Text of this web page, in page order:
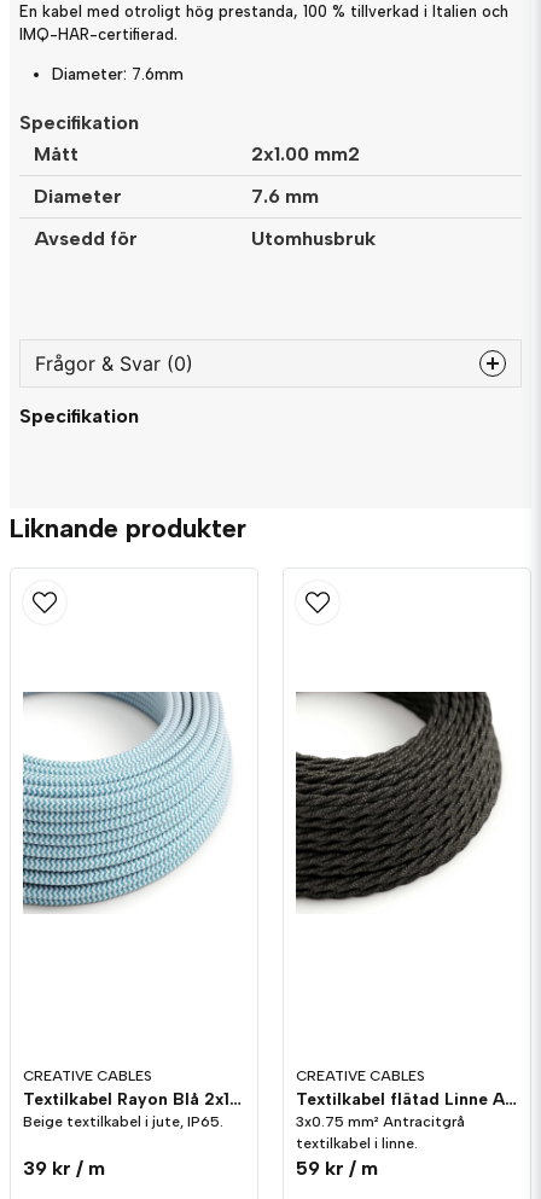
En kabel med otroligt hög prestanda, 100 % tillverkad i Italien och
IMQ-HAR-certifierad.
Diameter: 7.6mm
Specifikation
Mått
2x1.00 mm2
Diameter
7.6 mm
Avsedd för
Utomhusbruk
Frågor & Svar (0)
question
Namn
Ja, ni får publicera min fråga
Specifikation
Liknande produkter
CREATIVE CABLES
Textilkabel Rayon Blå 2x1.00 mm² IP65
Beige textilkabel i jute, IP65.
39 kr / m
CREATIVE CABLES
Textilkabel flätad Linne Antracit grå melerad 3x0.75 mm²
3x0.75 mm² Antracitgrå
textilkabel i linne.
59 kr / m